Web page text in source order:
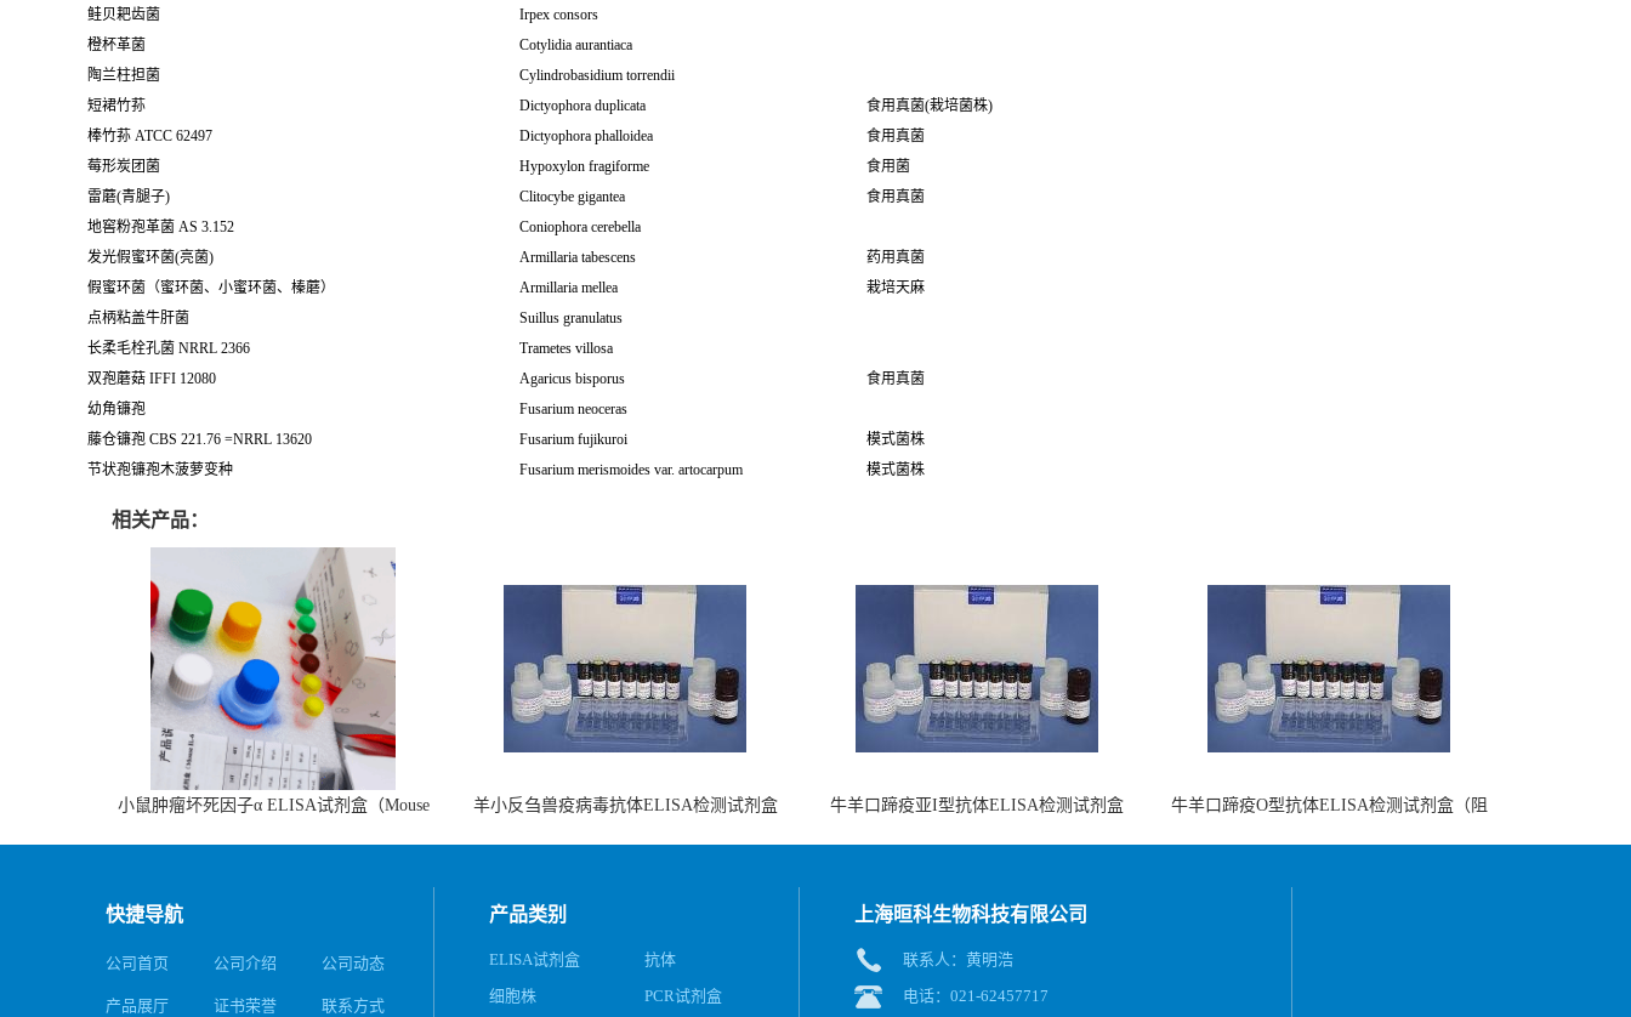
鲑贝耙齿菌
Irpex consors
橙杯革菌
Cotylidia aurantiaca
陶兰柱担菌
Cylindrobasidium torrendii
短裙竹荪
Dictyophora duplicata
食用真菌(栽培菌株)
棒竹荪 ATCC 62497
Dictyophora phalloidea
食用真菌
莓形炭团菌
Hypoxylon fragiforme
食用菌
雷蘑(青腿子)
Clitocybe gigantea
食用真菌
地窖粉孢革菌 AS 3.152
Coniophora cerebella
发光假蜜环菌(亮菌)
Armillaria tabescens
药用真菌
假蜜环菌（蜜环菌、小蜜环菌、榛蘑）
Armillaria mellea
栽培天麻
点柄粘盖牛肝菌
Suillus granulatus
长柔毛栓孔菌 NRRL 2366
Trametes villosa
双孢蘑菇 IFFI 12080
Agaricus bisporus
食用真菌
幼角镰孢
Fusarium neoceras
藤仓镰孢 CBS 221.76 =NRRL 13620
Fusarium fujikuroi
模式菌株
节状孢镰孢木菠萝变种
Fusarium merismoides var. artocarpum 模式菌株
相关产品：
小鼠肿瘤坏死因子α ELISA试剂盒（Mouse
羊小反刍兽疫病毒抗体ELISA检测试剂盒
牛羊口蹄疫亚I型抗体ELISA检测试剂盒
牛羊口蹄疫O型抗体ELISA检测试剂盒（阻
快捷导航
公司首页 公司介绍 公司动态
产品展厅 证书荣誉 联系方式
产品类别
ELISA试剂盒
抗体
细胞株
PCR试剂盒
上海晅科生物科技有限公司
联系人：黄明浩
电话：021-62457717